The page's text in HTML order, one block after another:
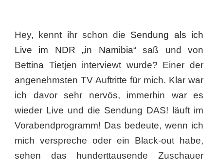
Hey, kennt ihr schon die Sendung als ich
Live im NDR „in Namibia“saß und von
Bettina Tietjen interviewt wurde? Einer der
angenehmsten TV Auftritte für mich. Klar war
ich davor sehr nervös, immerhin war es
wieder Live und die Sendung DAS! läuft im
Vorabendprogramm! Das bedeute, wenn ich
mich verspreche oder ein Black-out habe,
sehen das hunderttausende Zuschauer